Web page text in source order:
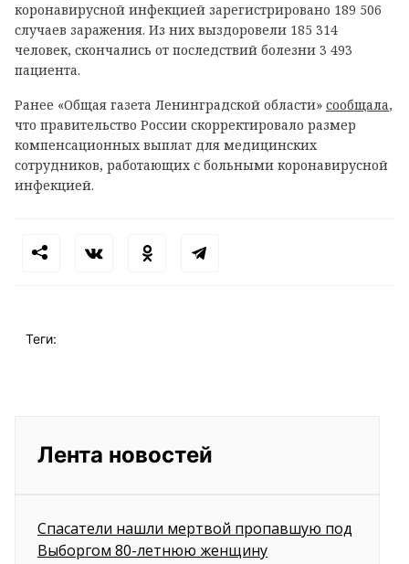
коронавирусной инфекцией зарегистрировано 189 506
случаев заражения. Из них выздоровели 185 314
человек, скончались от последствий болезни 3 493
пациента.
Ранее «Общая газета Ленинградской области» сообщала,
что правительство России скорректировало размер
компенсационных выплат для медицинских
сотрудников, работающих с больными коронавирусной
инфекцией.
Теги:
Лента новостей
Спасатели нашли мертвой пропавшую под
Выборгом 80-летнюю женщину